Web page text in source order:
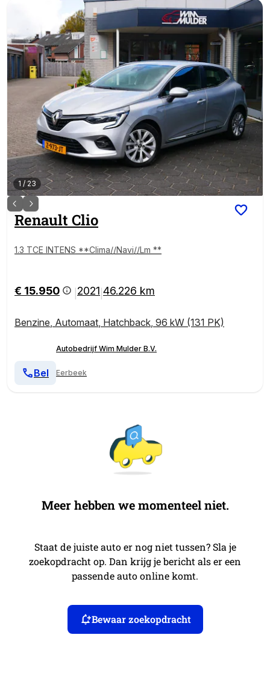
1 / 23
Renault Clio
1.3 TCE INTENS **Clima//Navi//Lm **
€ 15.950 2021 46.226 km
Benzine, Automaat, Hatchback, 96 kW (131 PK)
Autobedrijf Wim Mulder B.V.
Eerbeek
Bel
Meer hebben we momenteel niet.
Staat de juiste auto er nog niet tussen? Sla je
zoekopdracht op. Dan krijg je bericht als er een
passende auto online komt.
Bewaar zoekopdracht